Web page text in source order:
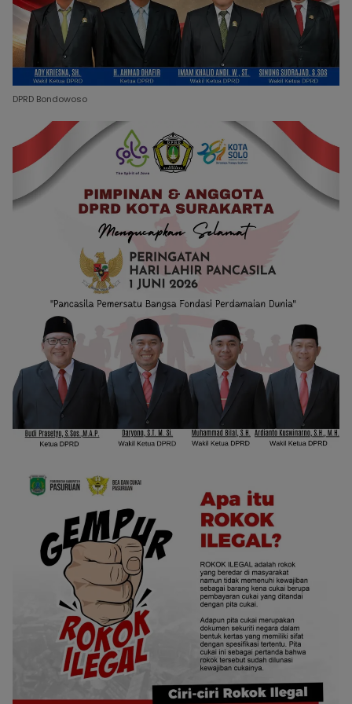
DPRD Bondowoso